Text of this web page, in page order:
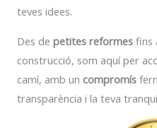
teves idees.
Des de petites reformes fins
construcció, som aquí per
camí, amb un compromís
transparència i la teva